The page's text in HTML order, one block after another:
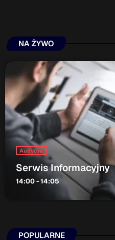
NA ŻYWO
Audycja
Serwis Informacyjny
14:00 - 14:05
POPULARNE